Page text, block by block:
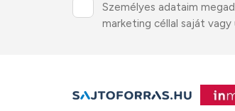
Személyes adataim
marketing céllal saját